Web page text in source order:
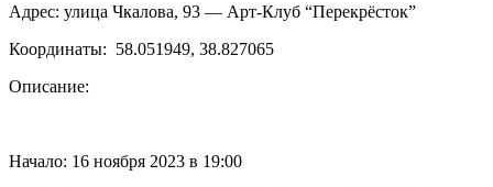
Адрес: улица Чкалова, 93 — Арт-Клуб “Перекрёсток”
Координаты: 58.051949, 38.827065
Описание:
Начало: 16 ноября 2023 в 19:00